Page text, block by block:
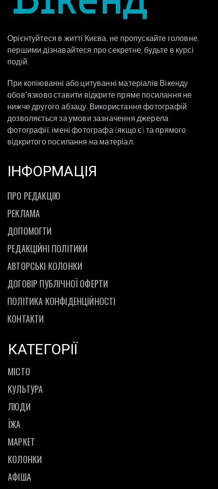
Орієнтуйтеся в житті Києва, не пропускайте головне,
першими дізнавайтеся про секретне, будьте в курсі
подій.
При копіюванні або цитуванні матеріалів Вікенду
обовʼязково ставити відкрите пряме посилання не
нижче другого абзацу. Використання фотографій
дозволяється за умови зазначення джерела
фотографії, імені фотографа (якщо є) та прямого
відкритого посилання на матеріал.
ІНФОРМАЦІЯ
ПРО РЕДАКЦІЮ
РЕКЛАМА
ДОПОМОГТИ
РЕДАКЦІЙНІ ПОЛІТИКИ
АВТОРСЬКІ КОЛОНКИ
ДОГОВІР ПУБЛІЧНОЇ ОФЕРТИ
ПОЛІТИКА КОНФІДЕНЦІЙНОСТІ
КОНТАКТИ
КАТЕГОРІЇ
МІСТО
КУЛЬТУРА
ЛЮДИ
ЇЖА
МАРКЕТ
КОЛОНКИ
АФІША